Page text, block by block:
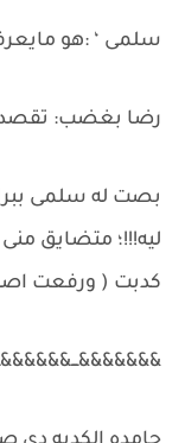
سلمى ‘ :هو
رضا بغضب:
بصت له سلمى
ليه!!!؛ متضايق منى
كدبت ( ورفعت